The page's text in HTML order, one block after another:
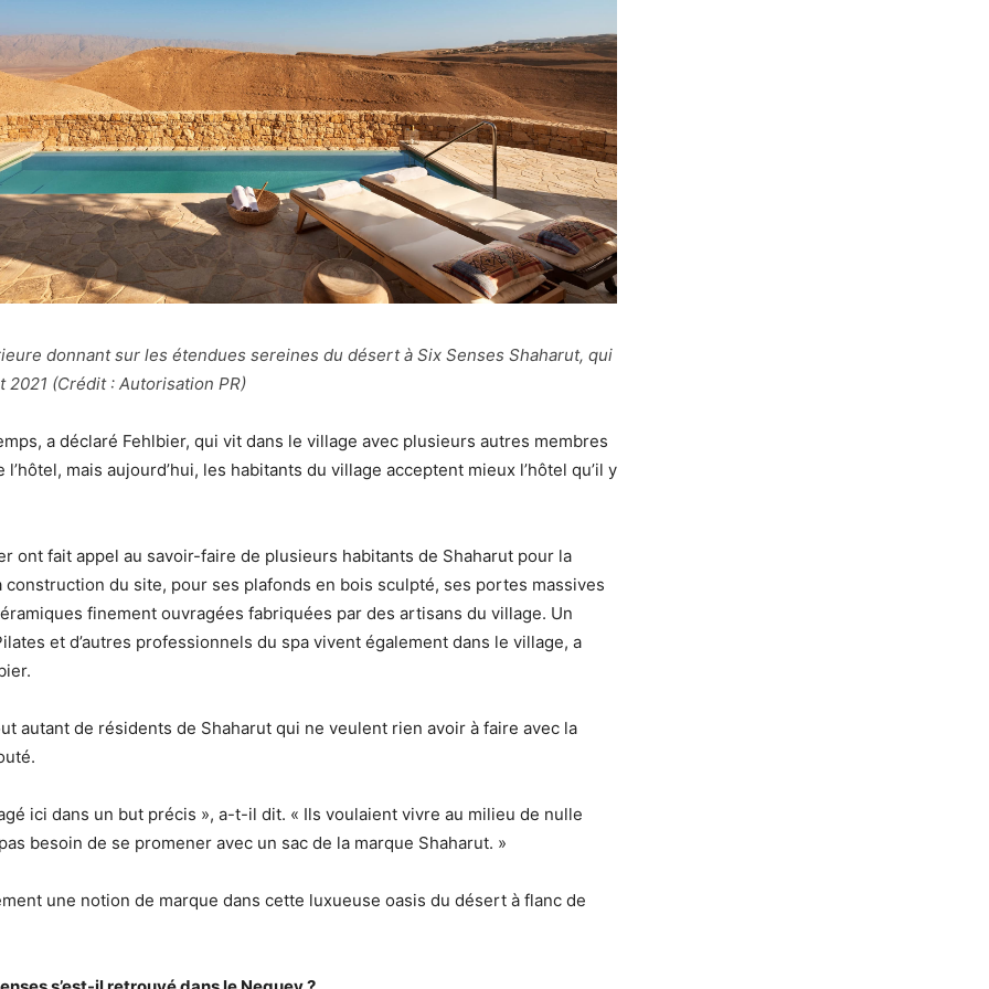
donnant sur les étendues sereines du désert à Six Senses Shaharut, qui
2021 (Crédit : Autorisation PR)
a déclaré Fehlbier, qui vit dans le village avec plusieurs autres membres
mais aujourd’hui, les habitants du village acceptent mieux l’hôtel qu’il y
ont fait appel au savoir-faire de plusieurs habitants de Shaharut pour la
construction du site, pour ses plafonds en bois sculpté, ses portes massives
finement ouvragées fabriquées par des artisans du village. Un
et d’autres professionnels du spa vivent également dans le village, a
autant de résidents de Shaharut qui ne veulent rien avoir à faire avec la
ici dans un but précis », a-t-il dit. « Ils voulaient vivre au milieu de nulle
besoin de se promener avec un sac de la marque Shaharut. »
une notion de marque dans cette luxueuse oasis du désert à flanc de